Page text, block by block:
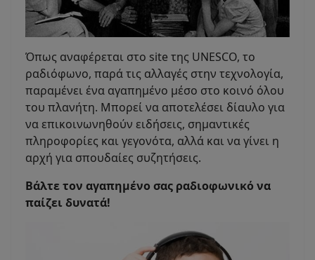
Όπως αναφέρεται στο site της UNESCO, το
ραδιόφωνο, παρά τις αλλαγές στην τεχνολογία,
παραμένει ένα αγαπημένο μέσο στο κοινό όλου
του πλανήτη. Μπορεί να αποτελέσει δίαυλο για
να επικοινωνηθούν ειδήσεις, σημαντικές
πληροφορίες και γεγονότα, αλλά και να γίνει η
αρχή για σπουδαίες συζητήσεις.
Βάλτε τον αγαπημένο σας ραδιοφωνικό να
παίζει δυνατά!